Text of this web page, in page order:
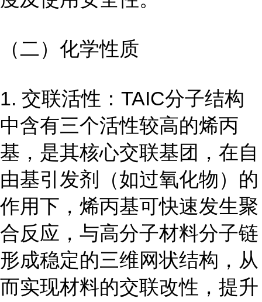
（二）化学性质
1. 交联活性：TAIC分子结构
中含有三个活性较高的烯丙
基，是其核心交联基团，在自
由基引发剂（如过氧化物）的
作用下，烯丙基可快速发生聚
合反应，与高分子材料分子链
形成稳定的三维网状结构，从
而实现材料的交联改性，提升